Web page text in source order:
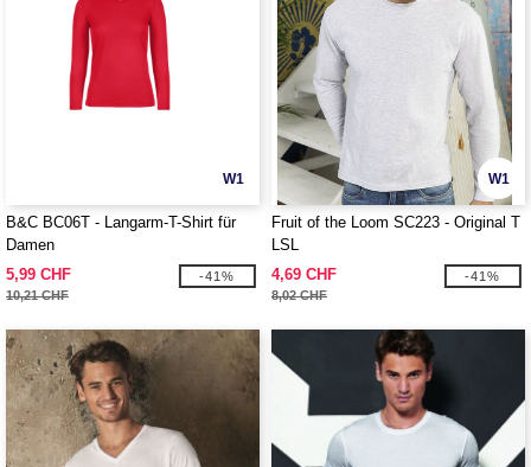
W1
B&C BC06T - Langarm-T-Shirt für
Damen
5,99 CHF
10,21 CHF
-41%
W1
Fruit of the Loom SC223 - Original T
LSL
4,69 CHF
8,02 CHF
-41%